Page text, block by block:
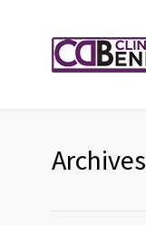
Archives